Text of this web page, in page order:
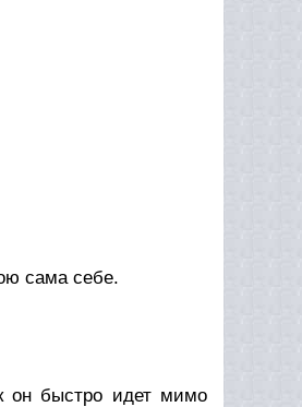
сама себе.
он быстро идет мимо